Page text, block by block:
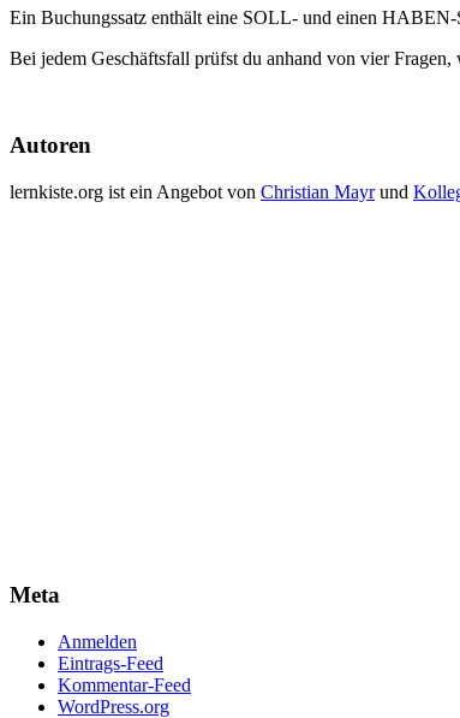
Ein Buchungssatz enthält eine SOLL- und einen HABEN-
Bei jedem Geschäftsfall prüfst du anhand von vier Fragen,
Autoren
lernkiste.org ist ein Angebot von Christian Mayrund
Meta
Anmelden
Eintrags-Feed
Kommentar-Feed
WordPress.org